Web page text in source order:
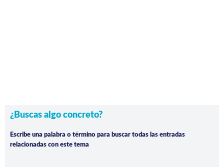
¿Buscas algo concreto?
Escribe una palabra o término para buscar todas las entradas
relacionadas con este tema